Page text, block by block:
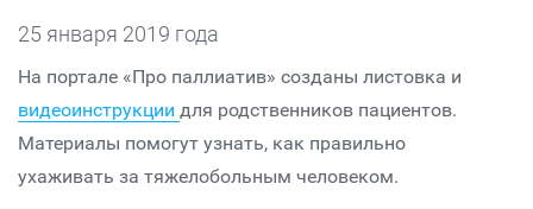
25 января 2019 года
На портале «Про паллиатив» созданы листовка и
видеоинструкции для родственников пациентов.
Материалы помогут узнать, как правильно
ухаживать за тяжелобольным человеком.